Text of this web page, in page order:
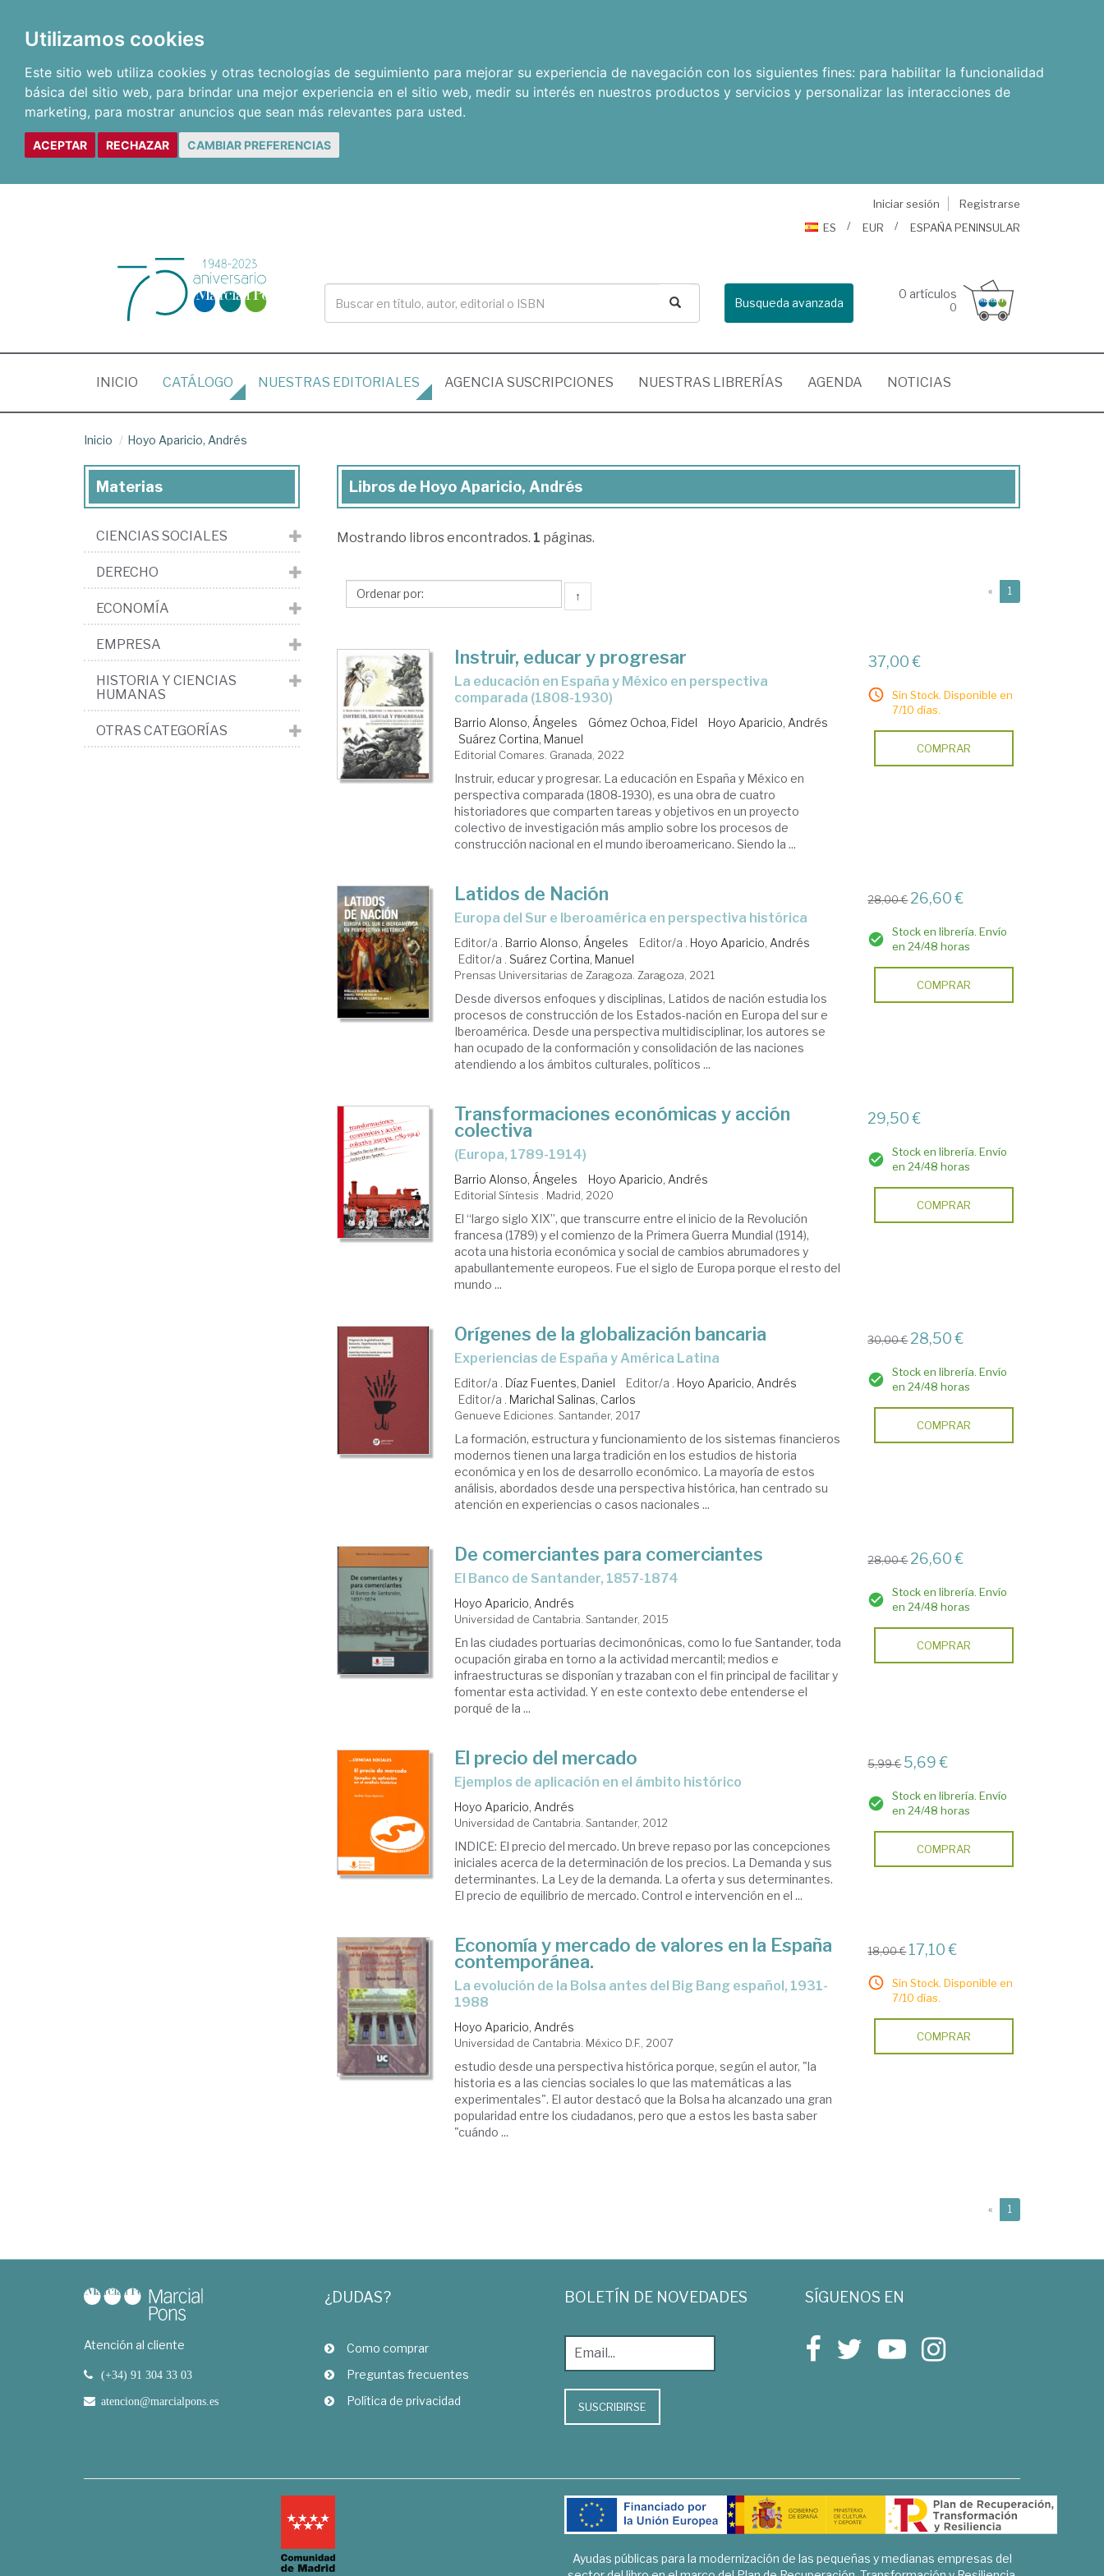
Utilizamos cookies
Este sitio web utiliza cookies y otras tecnologías de seguimiento para mejorar su experiencia de navegación con los siguientes fines: para habilitar la funcionalidad
básica del sitio web, para brindar una mejor experiencia en el sitio web, medir su interés en nuestros productos y servicios y personalizar las interacciones de
marketing, para mostrar anuncios que sean más relevantes para usted.
ACEPTAR RECHAZAR CAMBIAR PREFERENCIAS
Iniciar sesión
Registrarse
ES
EUR ESPAÑA PENINSULAR
Busqueda avanzada
0 artículos
0
INICIO (CURRENT)
CATÁLOGO NUESTRAS EDITORIALES AGENCIA SUSCRIPCIONES NUESTRAS LIBRERÍAS AGENDA NOTICIAS
Inicio Hoyo Aparicio, Andrés
Libros
Hoyo
Andrés
Libros de Hoyo Aparicio, Andrés
Mostrando libros encontrados. 1 páginas.
↑ « 1
Instruir, educar y progresar
la educación en España y México en perspectiva
comparada (1808-1930)
Barrio Alonso, Ángeles Gómez Ochoa, Fidel
Hoyo Aparicio, Andrés
Suárez Cortina, Manuel
Editorial Comares. Granada, 2022
Instruir, educar y progresar. La educación en España y México en
perspectiva comparada (1808-1930), es una obra de cuatro
historiadores que comparten tareas y objetivos en un proyecto
colectivo de investigación más amplio sobre los procesos de
construcción nacional en el mundo iberoamericano. Siendo la ...
37,00 €
Sin Stock. Disponible en
7/10 días.
COMPRAR
Latidos de Nación
Europa del Sur e Iberoamérica en perspectiva histórica
Editor/a . Barrio Alonso, Ángeles Editor/a . Hoyo Aparicio, Andrés
Editor/a . Suárez Cortina, Manuel
Prensas Universitarias de Zaragoza. Zaragoza, 2021
Desde diversos enfoques y disciplinas, Latidos de nación estudia los
procesos de construcción de los Estados-nación en Europa del sur e
Iberoamérica. Desde una perspectiva multidisciplinar, los autores se
han ocupado de la conformación y consolidación de las naciones
atendiendo a los ámbitos culturales, políticos ...
28,00 € 26,60 €
Stock en librería. Envío
en 24/48 horas
COMPRAR
Transformaciones económicas y acción
colectiva
(Europa, 1789-1914)
Barrio Alonso, Ángeles Hoyo Aparicio, Andrés
Editorial Síntesis . Madrid, 2020
El “largo siglo XIX”, que transcurre entre el inicio de la Revolución
francesa (1789) y el comienzo de la Primera Guerra Mundial (1914),
acota una historia económica y social de cambios abrumadores y
apabullantemente europeos. Fue el siglo de Europa porque el resto del
mundo ...
29,50 €
Stock en librería. Envío
en 24/48 horas
COMPRAR
Orígenes de la globalización bancaria
experiencias de España y América Latina
Editor/a . Díaz Fuentes, Daniel Editor/a . Hoyo Aparicio, Andrés
Editor/a . Marichal Salinas, Carlos
Genueve Ediciones. Santander, 2017
La formación, estructura y funcionamiento de los sistemas financieros
modernos tienen una larga tradición en los estudios de historia
económica y en los de desarrollo económico. La mayoría de estos
análisis, abordados desde una perspectiva histórica, han centrado su
atención en experiencias o casos nacionales ...
30,00 € 28,50 €
Stock en librería. Envío
en 24/48 horas
COMPRAR
De comerciantes para comerciantes
el Banco de Santander, 1857-1874
Hoyo Aparicio, Andrés
Universidad de Cantabria. Santander, 2015
En las ciudades portuarias decimonónicas, como lo fue Santander, toda
ocupación giraba en torno a la actividad mercantil; medios e
infraestructuras se disponían y trazaban con el fin principal de facilitar y
fomentar esta actividad. Y en este contexto debe entenderse el
porqué de la ...
28,00 € 26,60 €
Stock en librería. Envío
en 24/48 horas
COMPRAR
El precio del mercado
ejemplos de aplicación en el ámbito histórico
Hoyo Aparicio, Andrés
Universidad de Cantabria. Santander, 2012
INDICE: El precio del mercado. Un breve repaso por las concepciones
iniciales acerca de la determinación de los precios. La Demanda y sus
determinantes. La Ley de la demanda. La oferta y sus determinantes.
El precio de equilibrio de mercado. Control e intervención en el ...
5,99 € 5,69 €
Stock en librería. Envío
en 24/48 horas
COMPRAR
Economía y mercado de valores en la España
contemporánea.
La evolución de la Bolsa antes del Big Bang español, 1931-
1988
Hoyo Aparicio, Andrés
Universidad de Cantabria. México D.F., 2007
estudio desde una perspectiva histórica porque, según el autor, "la
historia es a las ciencias sociales lo que las matemáticas a las
experimentales". El autor destacó que la Bolsa ha alcanzado una gran
popularidad entre los ciudadanos, pero que a estos les basta saber
"cuándo ...
18,00 € 17,10 €
Sin Stock. Disponible en
7/10 días.
COMPRAR
« 1
Materias
CIENCIAS SOCIALES
DERECHO
ECONOMÍA
EMPRESA
HISTORIA Y CIENCIAS
HUMANAS
OTRAS CATEGORÍAS
Atención al cliente
(+34) 91 304 33 03
atencion@marcialpons.es
¿DUDAS?
Como comprar
Preguntas frecuentes
Política de privacidad
BOLETÍN DE NOVEDADES
SUSCRIBIRSE
SÍGUENOS EN
Ayudas públicas para la modernización de las pequeñas y medianas empresas del